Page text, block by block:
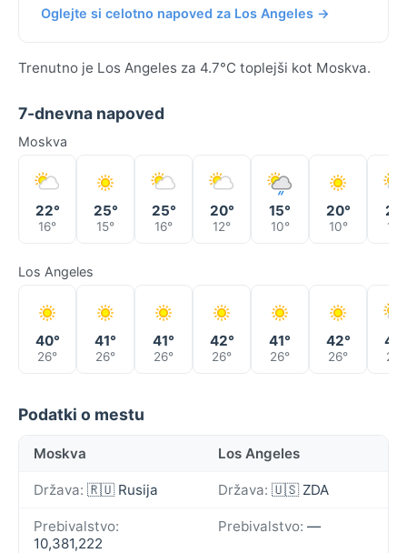
Oglejte si celotno napoved za Los Angeles →
Trenutno je Los Angeles za 4.7°C toplejši kot Moskva.
7-dnevna napoved
Moskva
22°
16°
25°
15°
25°
16°
20°
12°
15°
10°
20°
10°
21°
14°
Los Angeles
40°
26°
41°
26°
41°
26°
42°
26°
41°
26°
42°
26° 27°
Podatki o mestu
Moskva Los Angeles
Država: 🇷🇺 Rusija Država: 🇺🇸 ZDA
Prebivalstvo:
10,381,222
Prebivalstvo: —